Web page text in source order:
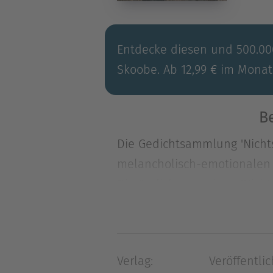
Entdecke diesen und
Skoobe. Ab 12,99 € im
Die Gedichtsammlung
melancholisch-
melancholisch-
und trotz eines kritisch-
Verlag: